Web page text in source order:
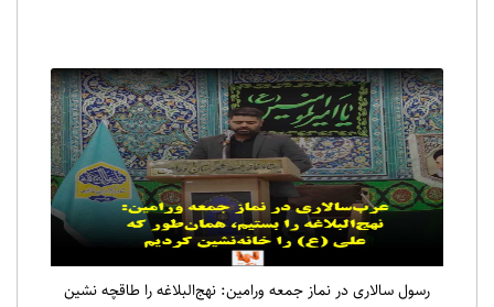
رسول سالاری در نماز جمعه ورامین: نهج‌البلاغه را طاقچه نشین